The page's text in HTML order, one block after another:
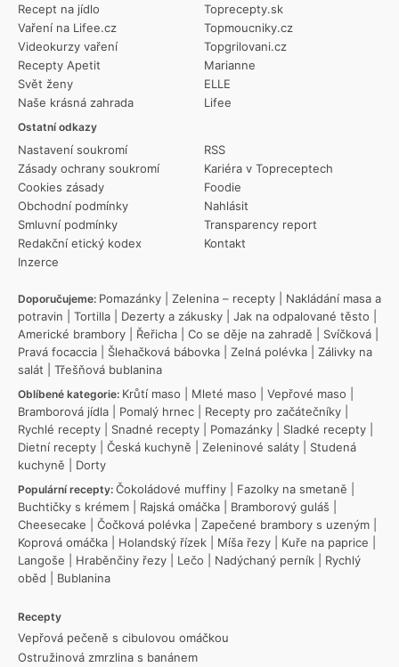
Recept na jídlo
Vaření na Lifee.cz
Videokurzy vaření
Recepty Apetit
Svět ženy
Naše krásná zahrada
Ostatní odkazy
Nastavení soukromí
Zásady ochrany soukromí
Cookies zásady
Obchodní podmínky
Smluvní podmínky
Redakční etický kodex
Inzerce
RSS
Kariéra v Topreceptech
Foodie
Nahlásit
Transparency report
Kontakt
Toprecepty.sk
Topmoucniky.cz
Topgrilovani.cz
Marianne
ELLE
Lifee
Doporučujeme: Pomazánky Zelenina – recepty
Nakládání masa a
potravin
Tortilla Dezerty a zákusky Jak na odpalované těsto
Americké brambory
Řeřicha Co se děje na zahradě Svíčková
Pravá focaccia
Šlehačková bábovka Zelná polévka
Zálivky na
salát
Třešňová bublanina
Oblíbené kategorie: Krůtí maso Mleté maso Vepřové maso
Bramborová jídla
Pomalý hrnec Recepty pro začátečníky
Rychlé recepty
Snadné recepty Pomazánky Sladké recepty
Dietní recepty
Česká kuchyně Zeleninové saláty
Studená
kuchyně
Dorty
Populární recepty: Čokoládové muffiny Fazolky na smetaně
Buchtičky s krémem
Rajská omáčka Bramborový guláš
Cheesecake
Čočková polévka Zapečené brambory s uzeným
Koprová omáčka
Holandský řízek Míša řezy Kuře na paprice
Langoše
Hraběnčiny řezy Lečo Nadýchaný perník
Rychlý
oběd
Bublanina
Recepty
Vepřová pečeně s cibulovou omáčkou
Ostružinová zmrzlina s banánem